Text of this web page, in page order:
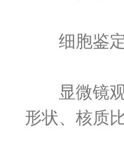
细胞鉴定
显微镜观
形状、核质